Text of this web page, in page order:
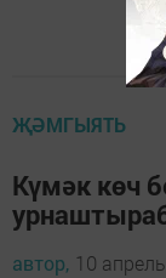
ҖӘМГЫЯТЬ
Күмәк көч
автор, 10